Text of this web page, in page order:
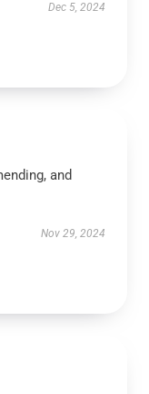
Dec 5, 2024
and
Nov 29, 2024